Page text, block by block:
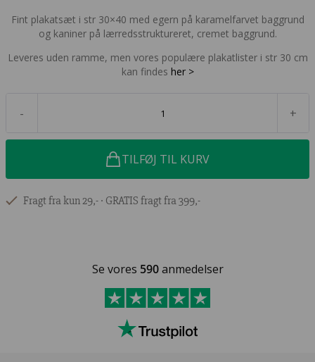
Fint plakatsæt i str 30×40 med egern på karamelfarvet baggrund
og kaniner på lærredsstruktureret, cremet baggrund.
Leveres uden ramme, men vores populære plakatlister i str 30 cm
kan findes her >
- +
TILFØJ TIL KURV
Fragt fra kun 29,- ∙ GRATIS fragt fra 399,-
Se vores 590anmedelser